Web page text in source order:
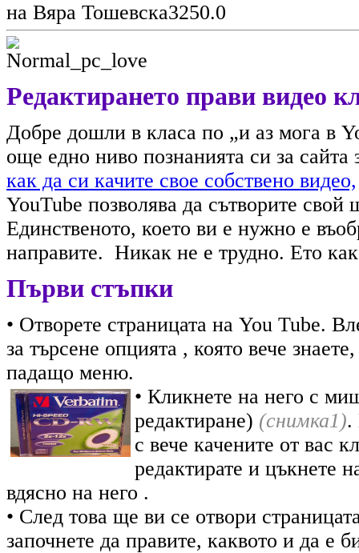
на Вяра Тошевска3250.0
Редактирането прави видео
Добре дошли в класа по „и аз мога в
още едно ниво познанията си за сайта
как да си качите свое собствено видео,
YouTube позволява да сътворите
Единственото, което ви е нужно е
направите. Никак не е трудно. Ето как
Първи стъпки
• Отворете страницата на You Tube.
за търсене опцията , която вече
падащо меню.
• Кликнете на него с
редактиране) (снимка1).
с вече качените от вас
редактирате и цъкнете
вдясно на него .
• След това ще ви се отвори
започнете да правите, каквото и да е